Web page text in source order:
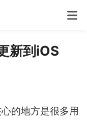
新到iOS
的地方是很多用